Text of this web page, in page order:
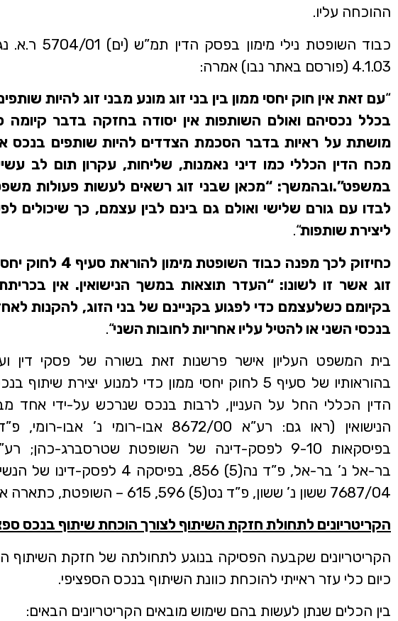
ההוכחה עליו.
כבוד השופטת נילי
4.1.03 (פורסם באתר נבו) אמרה:
“עם זאת אין חוק יחסי ממון בין בני זוג מונע מבני זוג להיות
בכלל נכסיהם ואולם השותפות אין יסודה בחזקה בדבר קיומה
מושתת על ראיות בדבר הסכמת הצדדים להיות שותפים בנכס
מכח הדין הכללי כמו דיני נאמנות, שליחות, עקרון תום לב
במשפט”.ובהמשך: “מכאן שבני זוג רשאים לעשות פעולות
לבדו עם גורם שלישי ואולם גם בינם לבין עצמם, כך שיכולים
ליצירת שותפות“.
כחיזוק לכך מפנה כבוד
זוג אשר זו לשונו: “העדר תוצאות במשך הנישואין. אין בכריתת
בקיומם כשלעצמם כדי לפגוע בקניינם של בני הזוג, להקנות
בנכסי השני או להטיל עליו אחריות לחובות השני“.
בית המשפט העליון אישר פרשנות זאת בשורה של פסקי דין
בהוראותיו של סעיף 5 לחוק יחסי ממון כדי למנוע יצירת
הדין הכללי החל על העניין, לרבות בנכס שנרכש על-ידי אחד
בר-אל נ’ בר-אל, פ”ד נה(5) 856, בפיסקה 4
7687/04 ששון נ’ ששון, פ”ד נט(5) 596, 615 – השופטת, כתארה אז, ביניש).
הקריטריונים לתחולת חזקת השיתוף לצורך הוכחת שיתוף בנכס
הקריטריונים שקבעה הפסיקה בנוגע לתחולתה של חזקת השיתוף
כיום כלי עזר ראייתי להוכחת כוונת השיתוף בנכס הספציפי.
בין הכלים שנתן לעשות בהם שימוש מובאים הקריטריונים הבאים: